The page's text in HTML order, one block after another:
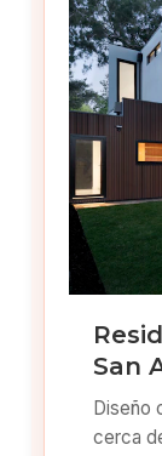
San
Diseño
cerca